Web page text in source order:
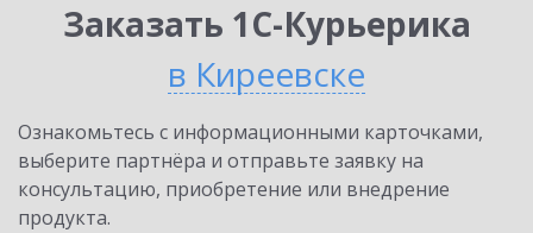
Заказать 1С-Курьерика
в Киреевске
Ознакомьтесь с информационными карточками,
выберите партнёра и отправьте заявку на
консультацию, приобретение или внедрение
продукта.